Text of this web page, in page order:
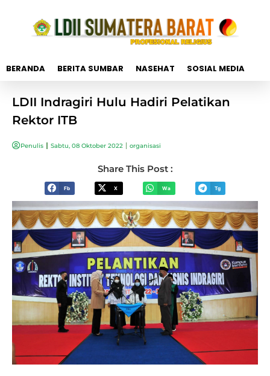
BERANDA BERITA SUMBAR NASEHAT SOSIAL MEDIA
LDII Indragiri Hulu Hadiri Pelatikan
Rektor ITB
Penulis Sabtu, 08 Oktober 2022 organisasi
Share This Post :
Fb X Wa Tg